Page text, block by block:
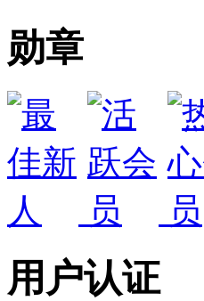
勋章
用户认证